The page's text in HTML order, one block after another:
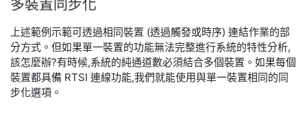
多裝置同步化
上述範例示範可透過相同裝置 (透過觸發或時序) 連結作業的部
分方式。但如果單一裝置的功能無法完整進行系統的特性分析,
該怎麼辦?有時候,系統的純通道數必須結合多個裝置。如果每個
裝置都具備 RTSI 連線功能,我們就能使用與單一裝置相同的同
步化選項。